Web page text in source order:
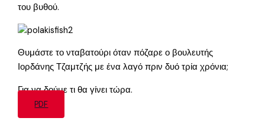
του βυθού.
Θυμάστε το νταβατούρι όταν πόζαρε ο βουλευτής
Ιορδάνης Τζαμτζής με ένα λαγό πριν δυό τρία χρόνια;
Για να δούμε τι θα γίνει τώρα.
PDF